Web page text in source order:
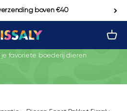
boven €40
favoriete boederij dieren